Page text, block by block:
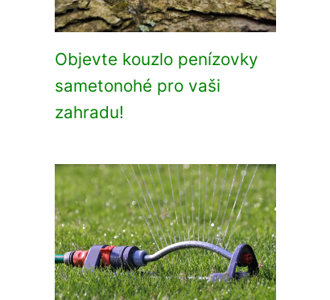
Objevte kouzlo penízovky
sametonohé pro vaši
zahradu!